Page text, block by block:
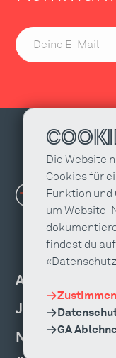
Die Website
Cookies für
Funktion und
um Website-
findest du
Zustimmen
GA
AGENTUR
JOBS &
NEWS,